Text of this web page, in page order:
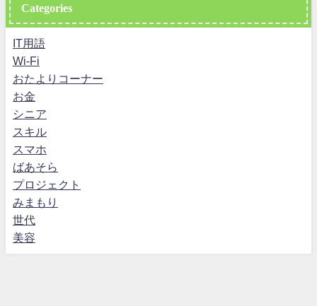
Categories
IT用語
Wi-Fi
おたよりコーナー
お金
シニア
スキル
スマホ
ばあそら
プロジェクト
みまもり
世代
美容